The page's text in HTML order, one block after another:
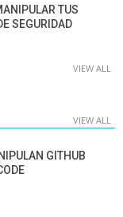
TUS
SEGURIDAD
VIEW ALL
VIEW ALL
GITHUB